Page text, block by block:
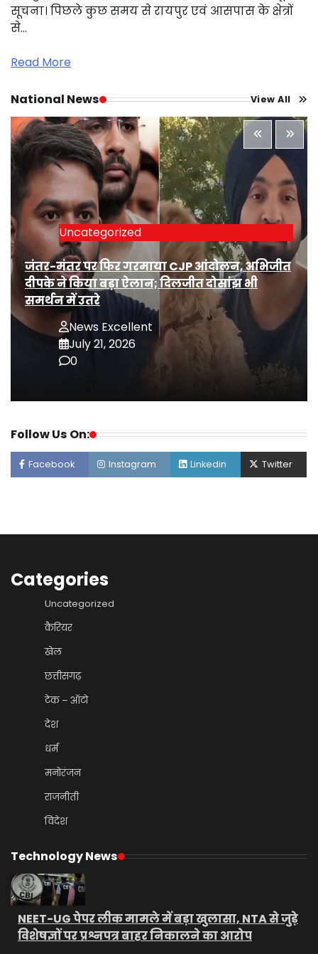
सूचना। पिछले कुछ समय से रायपुर एवं आसपास के क्षेत्रों
से…
Read More
National News View All
Uncategorized
जंतर-मंतर पर फिर गरमाया CJP आंदोलन, अभिजीत
दीपके ने किया बड़ा ऐलान; दिलजीत दोसांझ भी
समर्थन में उतरे
News Excellent
July 21, 2026
0
Follow Us On:
Facebook Instagram Linkedin Twitter
Categories
Uncategorized
कैरियर
खेल
छत्तीसगढ़
टेक – ऑटो
देश
धर्म
मनोरंजन
राजनीती
विदेश
Technology News
NEET-UG पेपर लीक मामले में बड़ा खुलासा, NTA से जुड़े
विशेषज्ञों पर प्रश्नपत्र बाहर निकालने का आरोप